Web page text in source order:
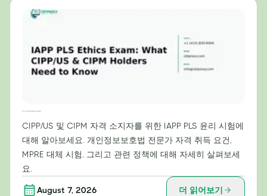
CIPP/US 및 CIPM 자격 소지자를 위한 IAPP PLS 윤리 시험에
대해 알아보세요. 개인정보보호법 전문가 자격 취득 요건,
MPRE 대체 시험, 그리고 관련 정책에 대해 자세히 살펴보세
요.
August 7, 2026 더 읽어보기